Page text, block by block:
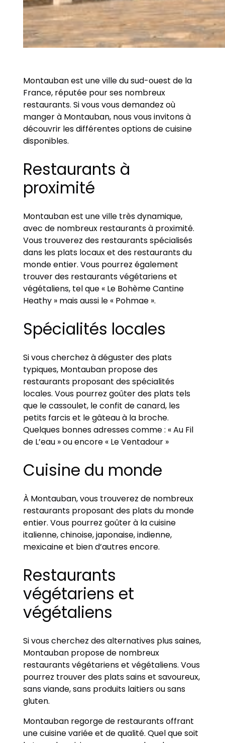
Montauban est une ville du sud-ouest de la
France, réputée pour ses nombreux
restaurants. Si vous vous demandez où
manger à Montauban, nous vous invitons à
découvrir les différentes options de cuisine
disponibles.
Restaurants à
proximité
Montauban est une ville très dynamique,
avec de nombreux restaurants à proximité.
Vous trouverez des restaurants spécialisés
dans les plats locaux et des restaurants du
monde entier. Vous pourrez également
trouver des restaurants végétariens et
végétaliens, tel que « Le Bohème Cantine
Heathy » mais aussi le « Pohmae ».
Spécialités locales
Si vous cherchez à déguster des plats
typiques, Montauban propose des
restaurants proposant des spécialités
locales. Vous pourrez goûter des plats tels
que le cassoulet, le confit de canard, les
petits farcis et le gâteau à la broche.
Quelques bonnes adresses comme : « Au Fil
de L’eau » ou encore « Le Ventadour »
Cuisine du monde
À Montauban, vous trouverez de nombreux
restaurants proposant des plats du monde
entier. Vous pourrez goûter à la cuisine
italienne, chinoise, japonaise, indienne,
mexicaine et bien d’autres encore.
Restaurants
végétariens et
végétaliens
Si vous cherchez des alternatives plus saines,
Montauban propose de nombreux
restaurants végétariens et végétaliens. Vous
pourrez trouver des plats sains et savoureux,
sans viande, sans produits laitiers ou sans
gluten.
Montauban regorge de restaurants offrant
une cuisine variée et de qualité. Quel que soit